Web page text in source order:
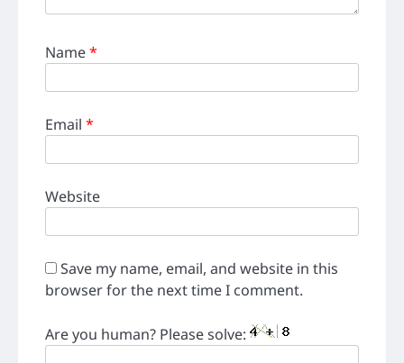
Name*
Email *
Website
Save my name, email, and website in this
browser for the next time I comment.
Are you human? Please solve: